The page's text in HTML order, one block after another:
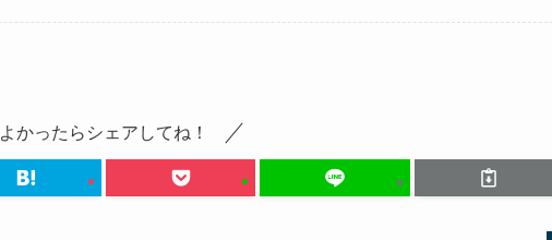
よかったらシェアしてね！